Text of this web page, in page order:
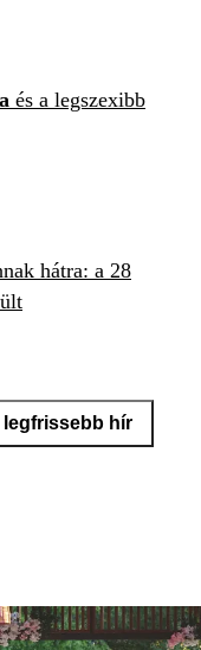
és a legszexibb
hátra: a 28
legfrissebb hír